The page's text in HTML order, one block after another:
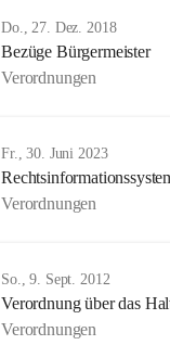
Do., 27. Dez. 2018
Bezüge Bürgermeister
Verordnungen
Fr., 30. Juni 2023
Verordnungen
So., 9. Sept. 2012
Verordnung über das
Verordnungen